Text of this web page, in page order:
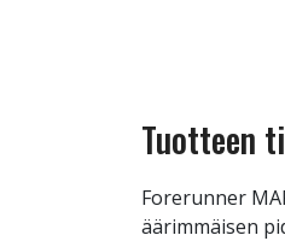
Tuotteen
Forerunner
äärimmäisen